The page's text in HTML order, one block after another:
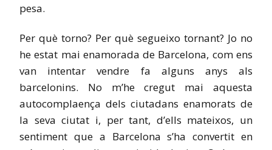
pesa.
Per què torno? Per què segueixo tornant? Jo no
he estat mai enamorada de Barcelona, com ens
van intentar vendre fa alguns anys als
barcelonins. No m’he cregut mai aquesta
autocomplaença dels ciutadans enamorats de
la seva ciutat i, per tant, d’ells mateixos, un
sentiment que a Barcelona s’ha convertit en